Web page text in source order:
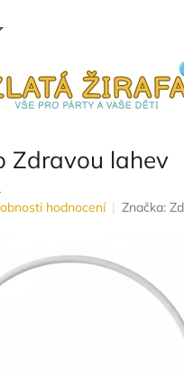
Zdravou lahev
hodnocení Značka: